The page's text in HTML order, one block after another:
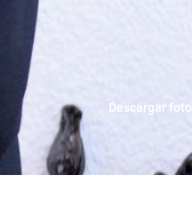
Descargar foto